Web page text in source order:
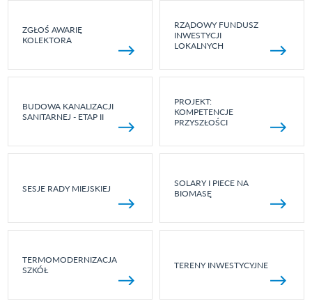
ZGŁOŚ AWARIĘ
KOLEKTORA
RZĄDOWY FUNDUSZ
INWESTYCJI
LOKALNYCH
BUDOWA KANALIZACJI
SANITARNEJ - ETAP II
PROJEKT:
KOMPETENCJE
PRZYSZŁOŚCI
SESJE RADY MIEJSKIEJ
SOLARY I PIECE NA
BIOMASĘ
TERMOMODERNIZACJA
SZKÓŁ
TERENY INWESTYCYJNE